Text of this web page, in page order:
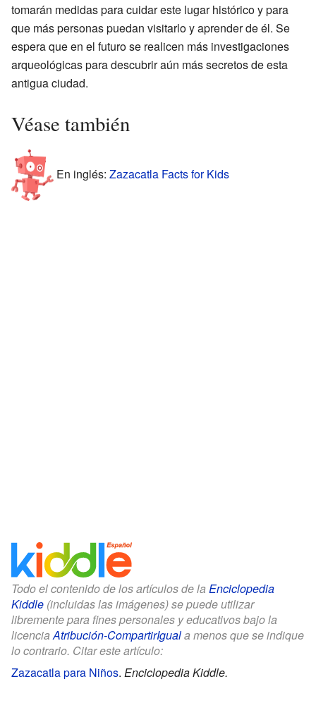
tomarán medidas para cuidar este lugar histórico y para
que más personas puedan visitarlo y aprender de él. Se
espera que en el futuro se realicen más investigaciones
arqueológicas para descubrir aún más secretos de esta
antigua ciudad.
Véase también
En inglés: Zazacatla Facts for Kids
Todo el contenido de los artículos de la Enciclopedia
Kiddle (incluidas las imágenes) se puede utilizar
libremente para fines personales y educativos bajo la
licencia Atribución-CompartirIguala menos que se indique
lo contrario. Citar este artículo:
Zazacatla para Niños. Enciclopedia Kiddle.